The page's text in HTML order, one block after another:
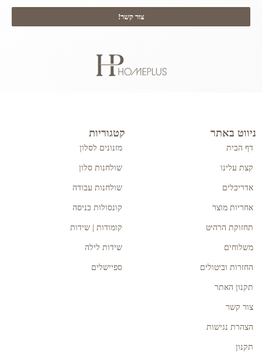
צור קשר!
ניווט באתר
דף הבית
קצת עלינו
אדריכלים
אחריות מוצר
תחזוקת הרהיט
משלוחים
החזרות וביטולים
תקנון האתר
צור קשר
הצהרת נגישות
תקנון
קטגוריות
מזנונים לסלון
שולחנות סלון
שולחנות עבודה
קונסולות כניסה
קומודות | שידות
שידות לילה
ספיישלים